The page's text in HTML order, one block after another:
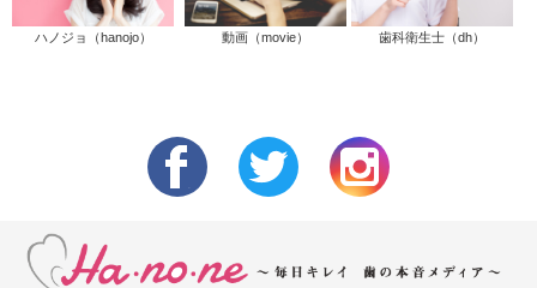
ハノジョ（hanojo） 動画（movie） 歯科衛生士（dh）